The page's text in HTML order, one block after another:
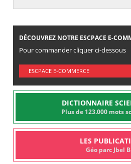
DÉCOUVREZ NOTRE ESCPACE E-
Pour commander cliquer ci-dessous
ESCPACE E-COMMERCE
DICTIONNAIRE
Plus de 123.000 mots
LES
Géo parc Jbel